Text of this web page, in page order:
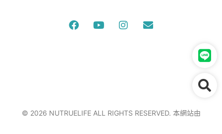
© 2026 NUTRUELIFE ALL RIGHTS RESERVED. 本網站由